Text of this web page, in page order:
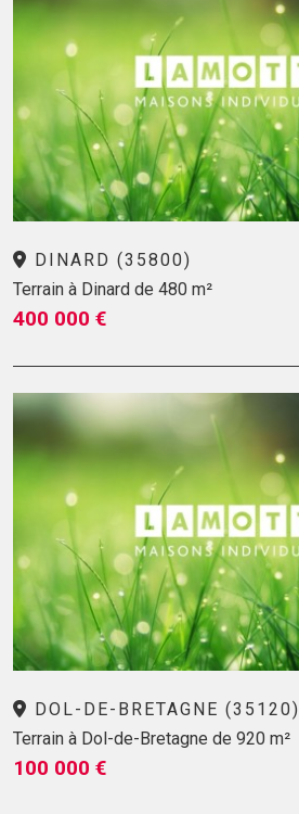
DINARD (35800)
Terrain à Dinard de 480 m²
400 000 €
DOL-DE-BRETAGNE (35120)
Terrain à Dol-de-Bretagne de 920 m²
100 000 €